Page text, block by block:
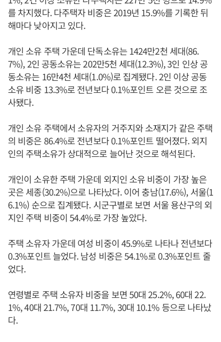
를 차지했다. 다주택자 비중은 2019년 15.9%를 기록한 뒤
해마다 낮아지고 있다.
개인 소유 주택 가운데 단독소유는 1424만2천 세대(86.
7%), 2인 공동소유는 202만5천 세대(12.3%), 3인 인상 공
동소유는 16만4천 세대(1.0%)로 집계됐다. 2인 이상 공동
소유 비중 13.3%로 전년보다 0.1%포인트 오른 것으로 조
사됐다.
개인 소유 주택에서 소유자의 거주지와 소재지가 같은 주택
의 비중은 86.4%로 전년보다 0.1%포인트 떨어졌다. 외지
인의 주택소유가 상대적으로 늘어난 것으로 해석된다.
개인이 소유한 주택 가운데 외지인 소유 비중이 가장 높은
곳은 세종(30.2%)으로 나타났다. 이어 충남(17.6%), 서울(1
6.1%) 순으로 집계됐다. 시군구별로 보면 서울 용산구의 외
지인 주택 비중이 54.4%로 가장 높았다.
주택 소유자 가운데 여성 비중이 45.9%로 나타나 전년보다
0.3%포인트 늘었다. 남성 비중은 54.1%로 0.3%포인트 줄
었다.
연령별로 주택 소유자 비중을 보면 50대 25.2%, 60대 22.
1%, 40대 21.7%, 70대 11.7%, 30대 10.1% 등으로 나타났
다.